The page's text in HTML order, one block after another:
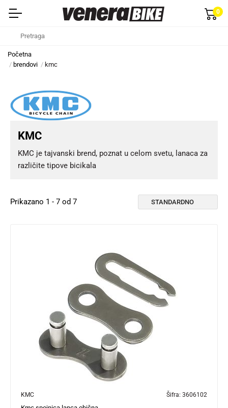
0
Početna
brendovi
kmc
KMC
KMC je tajvanski brend, poznat u celom svetu, lanaca za
različite tipove bicikala
Prikazano 1 - 7 od 7
KMC Šifra: 3606102